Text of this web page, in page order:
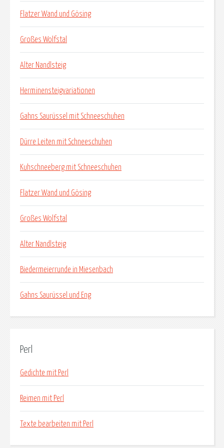
Flatzer Wand und Gösing
Großes Wolfstal
Alter Nandlsteig
Herminensteigvariationen
Gahns Saurüssel mit Schneeschuhen
Dürre Leiten mit Schneeschuhen
Kuhschneeberg mit Schneeschuhen
Flatzer Wand und Gösing
Großes Wolfstal
Alter Nandlsteig
Biedermeierrunde in Miesenbach
Gahns Saurüssel und Eng
Perl
Gedichte mit Perl
Reimen mit Perl
Texte bearbeiten mit Perl